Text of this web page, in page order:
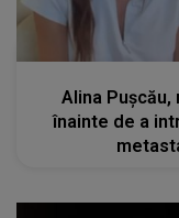
Alina
înainte de a